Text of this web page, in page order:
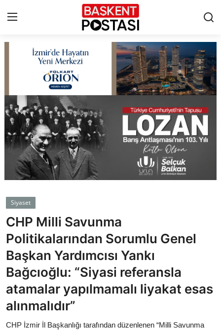
Çerez Politikası
Künye
Ankara
TBMM
Cumhurbaşkanlığı
Bakanlıklar
Siyasi Partiler
Mülki İdare
Toplum ve Yaşam
Sivil Toplum Kuruluşları
Siyaset
CHP Milli Savunma
Politikalarından Sorumlu Genel
Başkan Yardımcısı Yankı
Bağcıoğlu: “Siyasi referansla
atamalar yapılmamalı liyakat esas
alınmalıdır”
CHP İzmir İl Başkanlığı tarafından düzenlenen “Milli Savunma